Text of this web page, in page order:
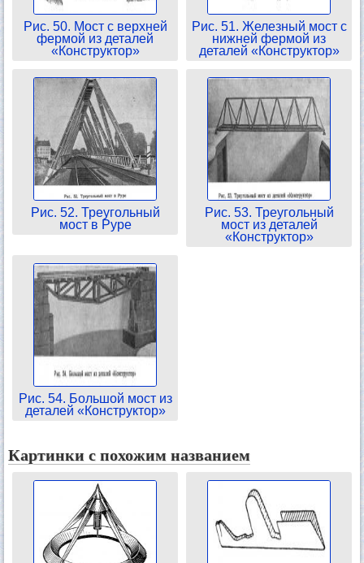
Рис. 50. Мост с верхней
фермой из деталей
«Конструктор»
Рис. 51. Железный мост с
нижней фермой из
деталей «Конструктор»
Рис. 52. Треугольный
мост в Руре
Рис. 53. Треугольный
мост из деталей
«Конструктор»
Рис. 54. Большой мост из
деталей «Конструктор»
Картинки с похожим названием